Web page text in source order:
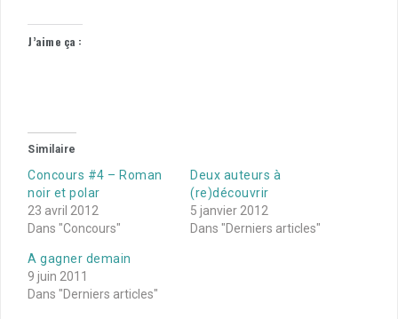
J’aime ça :
Similaire
Concours #4 – Roman
noir et polar
23 avril 2012
Dans "Concours"
Deux auteurs à
(re)découvrir
5 janvier 2012
Dans "Derniers articles"
A gagner demain
9 juin 2011
Dans "Derniers articles"